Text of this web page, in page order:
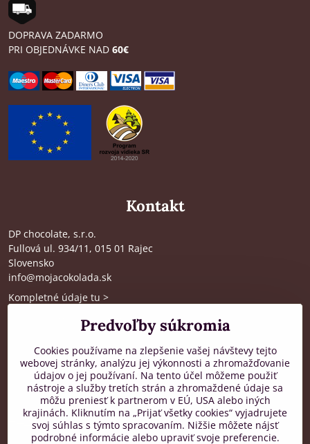
DOPRAVA ZADARMO
PRI OBJEDNÁVKE NAD 60€
Kontakt
DP chocolate, s.r.o.
Fullová ul. 934/11, 015 01 Rajec
Slovensko
info@mojacokolada.sk
Kompletné údaje tu >
Kde nás nájdete
Zákaznícka podpora
od 8:00 do 16:00, PO-PIA
+421 917 436 795
Predvoľby súkromia
Cookies používame na zlepšenie vašej návštevy tejto
webovej stránky, analýzu jej výkonnosti a zhromažďovanie
údajov o jej používaní. Na tento účel môžeme použiť
nástroje a služby tretích strán a zhromaždené údaje sa
môžu preniesť k partnerom v EÚ, USA alebo iných
krajinách. Kliknutím na „Prijať všetky cookies“ vyjadrujete
svoj súhlas s týmto spracovaním. Nižšie môžete nájsť
podrobné informácie alebo upraviť svoje preferencie.